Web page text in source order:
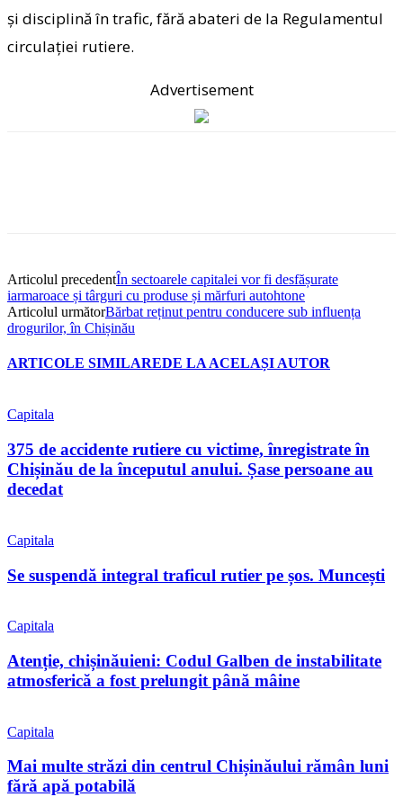
și disciplină în trafic, fără abateri de la Regulamentul
circulației rutiere.
Advertisement
Articolul precedentÎn sectoarele capitalei vor fi desfășurate
iarmaroace și târguri cu produse și mărfuri autohtone
Articolul următorBărbat reținut pentru conducere sub influența
drogurilor, în Chișinău
ARTICOLE SIMILAREDE LA ACELAȘI AUTOR
Capitala
375 de accidente rutiere cu victime, înregistrate în
Chișinău de la începutul anului. Șase persoane au
decedat
Capitala
Se suspendă integral traficul rutier pe șos. Muncești
Capitala
Atenție, chișinăuieni: Codul Galben de instabilitate
atmosferică a fost prelungit până mâine
Capitala
Mai multe străzi din centrul Chișinăului rămân luni
fără apă potabilă